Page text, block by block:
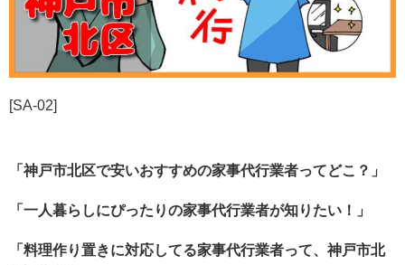
[SA-02]
「神戸市北区で安いおすすめの家事代行業者ってどこ？」
「一人暮らしにぴったりの家事代行業者が知りたい！」
「料理作り置きに対応してる家事代行業者って、神戸市北